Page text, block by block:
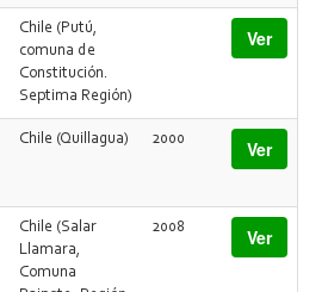
Chile (Putú,
comuna de
Constitución.
Septima Región)
Ver
Chile (Quillagua) 2000 Ver
Chile (Salar
Llamara,
Comuna
2008 Ver